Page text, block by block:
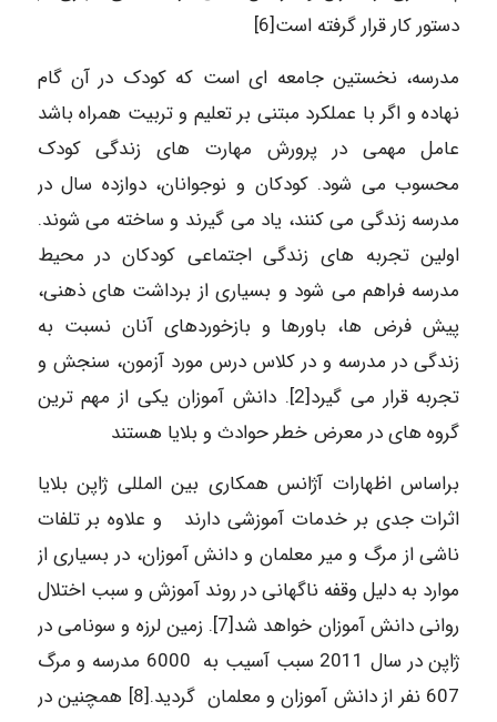
دستور کار قرار گرفته است[6]
مدرسه، نخستین جامعه ای است که کودک در آن گام
نهاده و اگر با عملکرد مبتنی بر تعلیم و تربیت همراه باشد
عامل مهمی در پرورش مهارت های زندگی کودک
محسوب می شود. کودکان و نوجوانان، دوازده سال در
مدرسه زندگی می کنند، یاد می گیرند و ساخته می شوند.
اولین تجربه های زندگی اجتماعی کودکان در محیط
مدرسه فراهم می شود و بسیاری از برداشت های ذهنی،
پیش فرض ها، باورها و بازخوردهای آنان نسبت به
زندگی در مدرسه و در کلاس درس مورد آزمون، سنجش و
تجربه قرار می گیرد[2]. دانش آموزان یکی از مهم ترین
گروه های در معرض خطر حوادث و بلایا هستند
براساس اظهارات آژانس همکاری بین المللی ژاپن بلایا
اثرات جدی بر خدمات آموزشی دارند و علاوه بر تلفات
ناشی از مرگ و میر معلمان و دانش آموزان، در بسیاری از
موارد به دلیل وقفه ناگهانی در روند آموزش و سبب اختلال
روانی دانش آموزان خواهد شد[7]. زمین لرزه و سونامی در
ژاپن در سال 2011 سبب آسیب به 6000 مدرسه و مرگ
607 نفر از دانش آموزان و معلمان گردید.[8] همچنین در